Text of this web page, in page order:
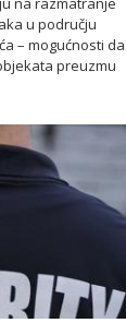
u području
– mogućnosti da
preuzmu